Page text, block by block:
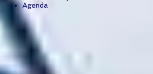
Agenda